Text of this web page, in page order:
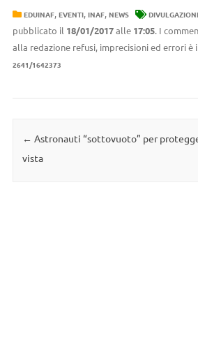
EDUINAF, EVENTI, INAF, NEWS
pubblicato il 18/01/2017alle 17:05. I
alla redazione refusi, imprecisioni ed errori è
2641/1642373
Navigazione articolo
← Astronauti “sottovuoto” per
vista